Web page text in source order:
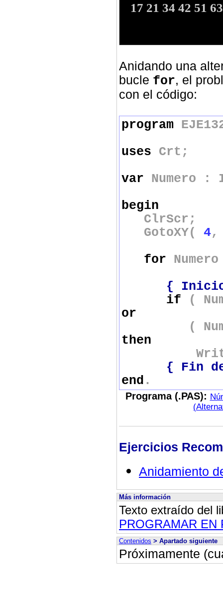
17 21 34 42 51
Anidando una
bucle for, el
con el código:
program
uses Crt;
var Numero :
begin
ClrScr;
GotoXY( 4
for
{ Inicio
if (
or
(
then
Write(
{ Fin
end .
Programa (.PAS):
(
Ejercicios
Anidamiento
Más información
Texto extraído del
PROGRAMAR EN
Contenidos > Apartado siguiente
Próximamente